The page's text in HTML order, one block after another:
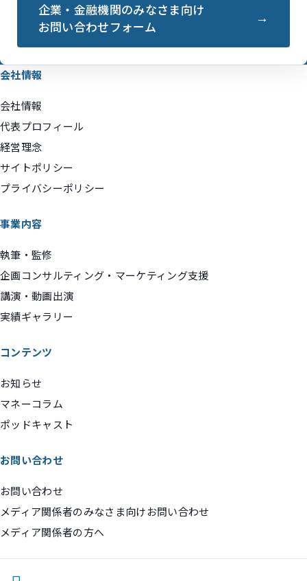
企業・金融機関のみなさま向け
お問い合わせフォーム
会社情報
会社情報
代表プロフィール
経営理念
サイトポリシー
プライバシーポリシー
事業内容
執筆・監修
企画コンサルティング・マーケティング支援
講演・動画出演
実績ギャラリー
コンテンツ
お知らせ
マネーコラム
ポッドキャスト
お問い合わせ
お問い合わせ
メディア関係者のみなさま向けお問い合わせ
メディア関係者の方へ